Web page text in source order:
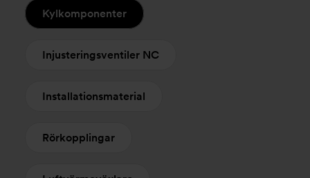
Kylkomponenter
Injusteringsventiler NC
Installationsmaterial
Rörkopplingar